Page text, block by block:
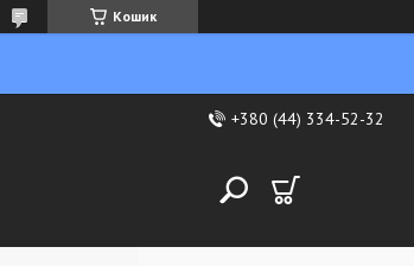
Кошик
+380 (44) 334-52-32